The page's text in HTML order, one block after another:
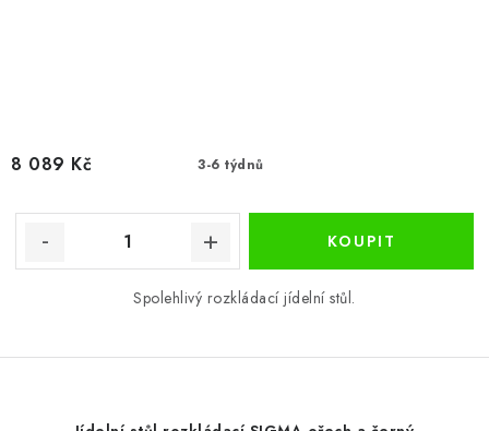
3-6 týdnů
8 089 Kč
Spolehlivý rozkládací jídelní stůl.